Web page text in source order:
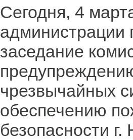
Сегодня, 4
администрации
заседание
чрезвычайных
обеспечению
безопасности